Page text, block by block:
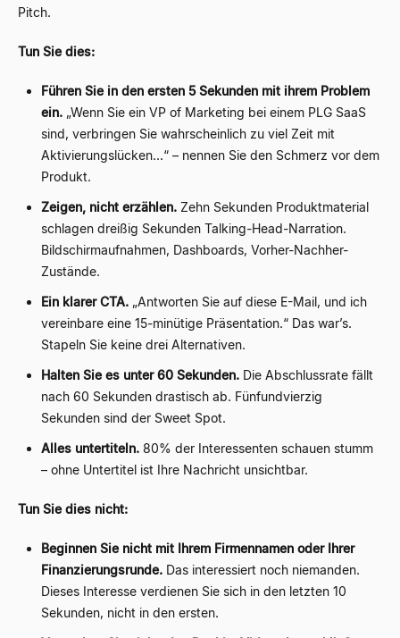
Pitch.
Tun Sie dies:
Führen Sie in den ersten 5 Sekunden mit ihrem Problem
ein. „Wenn Sie ein VP of Marketing bei einem PLG SaaS
sind, verbringen Sie wahrscheinlich zu viel Zeit mit
Aktivierungslücken...“ – nennen Sie den Schmerz vor dem
Produkt.
Zeigen, nicht erzählen. Zehn Sekunden Produktmaterial
schlagen dreißig Sekunden Talking-Head-Narration.
Bildschirmaufnahmen, Dashboards, Vorher-Nachher-
Zustände.
Ein klarer CTA. „Antworten Sie auf diese E-Mail, und ich
vereinbare eine 15-minütige Präsentation.“ Das war’s.
Stapeln Sie keine drei Alternativen.
Halten Sie es unter 60 Sekunden. Die Abschlussrate fällt
nach 60 Sekunden drastisch ab. Fünfundvierzig
Sekunden sind der Sweet Spot.
Alles untertiteln. 80% der Interessenten schauen stumm
– ohne Untertitel ist Ihre Nachricht unsichtbar.
Tun Sie dies nicht:
Beginnen Sie nicht mit Ihrem Firmennamen oder Ihrer
Finanzierungsrunde. Das interessiert noch niemanden.
Dieses Interesse verdienen Sie sich in den letzten 10
Sekunden, nicht in den ersten.